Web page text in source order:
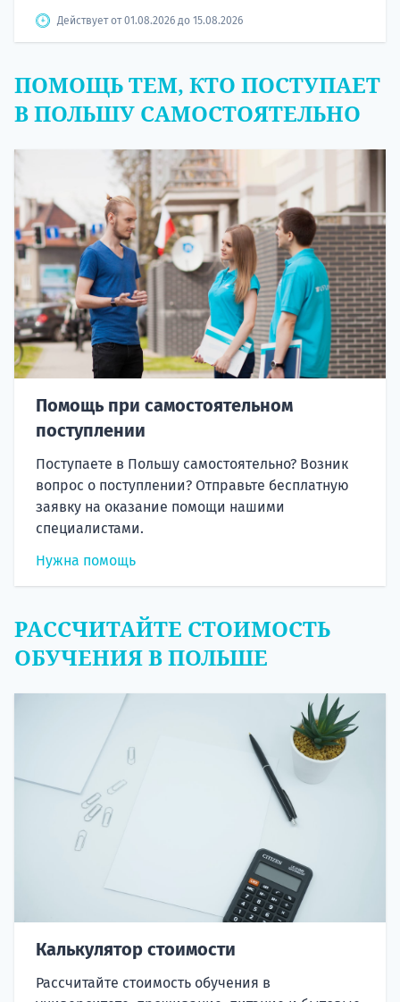
Действует от 01.08.2026 до 15.08.2026
ПОМОЩЬ ТЕМ, КТО ПОСТУПАЕТ
В ПОЛЬШУ САМОСТОЯТЕЛЬНО
Помощь при самостоятельном
поступлении
Поступаете в Польшу самостоятельно? Возник
вопрос о поступлении? Отправьте бесплатную
заявку на оказание помощи нашими
специалистами.
Нужна помощь
РАССЧИТАЙТЕ СТОИМОСТЬ
ОБУЧЕНИЯ В ПОЛЬШЕ
Калькулятор стоимости
Рассчитайте стоимость обучения в